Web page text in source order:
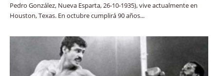
Pedro González, Nueva Esparta, 26-10-1935), vive actualmente en
Houston, Texas. En octubre cumplirá 90 años...